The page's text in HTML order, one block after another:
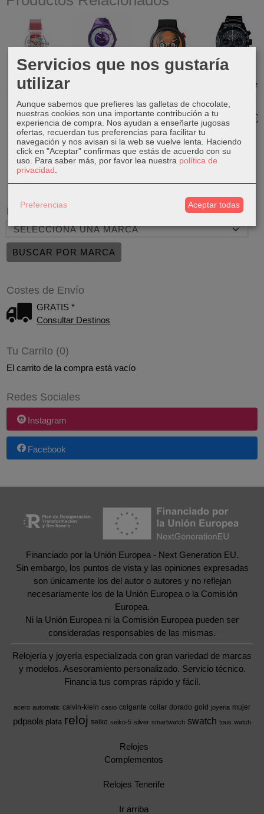
Marcas
Costes de Envío
GRATIS *
Consultar Destinos
Tu Carrito (0)
El carrito de la compra está vacío
Redes Sociales
Instagram
Facebook
Swatch Gent
Red Striped
80,00 €
GZ359 Frieza
85,00 €
SB03B700
130,00 €
Seiko Prospex
Speedtimer
Black...
760,00 €
Financiado por la Unión Europea - Next Generation EU.
Sin embargo, los puntos de vista y las opiniones expresadas
son únicamente los del autor o autores y no reflejan
necesariamente los de la Unión Europea o la Comisión
Europea.
Ni la Unión Europea ni la Comisión Europea pueden ser
consideradas responsables de las mismas.
Relojería y joyería especializada con gran variedad de marcas
y modelos. Asesoramiento personalizado. Servicio técnico.
Financia tus compras rápido y fácil.
acero automatic calvin-klein casio colgante collar dorado gold joyeria mujer
pdpaola plata reloj seiko seiko-5 silver smartwatch swatch tous watch
Relojes
Complementos
Relojes Tenerife
Ir arriba
Servicios que nos gustaría
utilizar
Aunque sabemos que prefieres las galletas de chocolate,
nuestras cookies son una importante contribución a tu
experiencia de compra. Nos ayudan a enseñarte jugosas
ofertas, recuerdan tus preferencias para facilitar tu
navegación y nos avisan si la web se vuelve lenta. Haciendo
click en "Aceptar" confirmas que estás de acuerdo con su
uso. Para saber más, por favor lea nuestra política de
privacidad
Preferencias Aceptar todas